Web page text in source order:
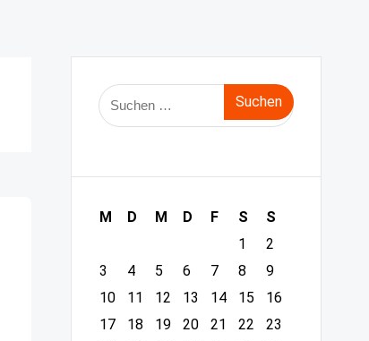
Suche
nach:
M D M D F S
S
1
2
3
4 5 6 7 8
9
10
11 12 13 14 15
16
17
18 19 20 21 22
23